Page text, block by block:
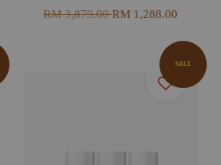
RM 3,879.00RM 1,288.00
SALE